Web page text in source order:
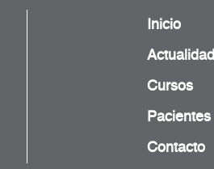
Inicio
Actualidad
Cursos
Pacientes
Contacto